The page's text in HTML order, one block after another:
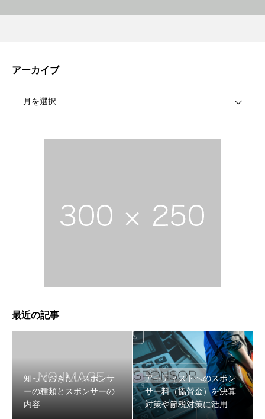
アーカイブ
月を選択
最近の記事
知っておきたいスポンサ
ーの種類とスポンサーの
内容
アーティストへのスポン
サー料（協賛金）を決算
対策や節税対策に活用す